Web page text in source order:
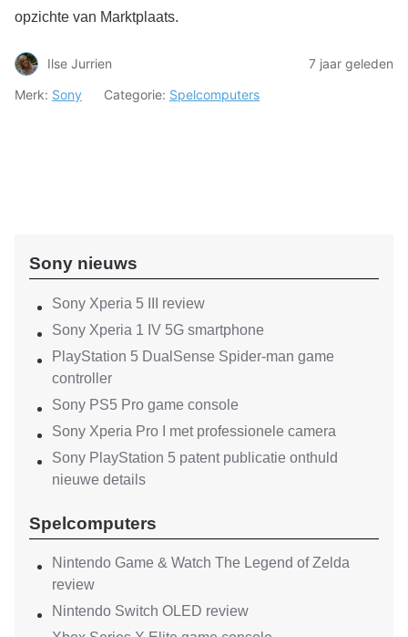
opzichte van Marktplaats.
Ilse Jurrien
7 jaar geleden
Merk: Sony Categorie: Spelcomputers
Sony nieuws
Sony Xperia 5 III review
Sony Xperia 1 IV 5G smartphone
PlayStation 5 DualSense Spider-man game
controller
Sony PS5 Pro game console
Sony Xperia Pro I met professionele camera
Sony PlayStation 5 patent publicatie onthuld
nieuwe details
Spelcomputers
Nintendo Game & Watch The Legend of Zelda
review
Nintendo Switch OLED review